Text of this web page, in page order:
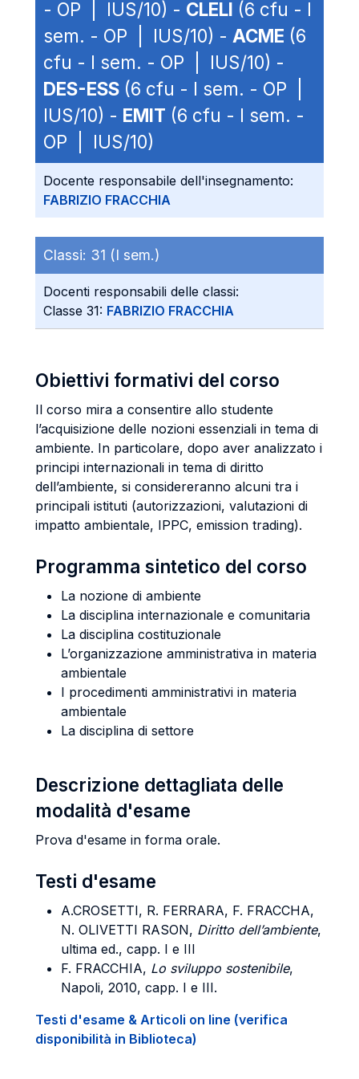
- OP | IUS/10) - CLELI (6 cfu - I
sem. - OP | IUS/10) - ACME (6
cfu - I sem. - OP | IUS/10) -
DES-ESS (6 cfu - I sem. - OP |
IUS/10) - EMIT (6 cfu - I sem. -
OP | IUS/10)
Docente responsabile dell'insegnamento:
FABRIZIO FRACCHIA
Classi: 31 (I sem.)
Docenti responsabili delle classi:
Classe 31: FABRIZIO FRACCHIA
Obiettivi formativi del corso
Il corso mira a consentire allo studente
l’acquisizione delle nozioni essenziali in tema di
ambiente. In particolare, dopo aver analizzato i
principi internazionali in tema di diritto
dell’ambiente, si considereranno alcuni tra i
principali istituti (autorizzazioni, valutazioni di
impatto ambientale, IPPC, emission trading).
Programma sintetico del corso
La nozione di ambiente
La disciplina internazionale e comunitaria
La disciplina costituzionale
L’organizzazione amministrativa in materia
ambientale
I procedimenti amministrativi in materia
ambientale
La disciplina di settore
Descrizione dettagliata delle
modalità d'esame
Prova d'esame in forma orale.
Testi d'esame
A.CROSETTI, R. FERRARA, F. FRACCHA,
N. OLIVETTI RASON, Diritto dell’ambiente,
ultima ed., capp. I e III
F. FRACCHIA, Lo sviluppo sostenibile,
Napoli, 2010, capp. I e III.
Testi d'esame & Articoli on line (verifica
disponibilità in Biblioteca)